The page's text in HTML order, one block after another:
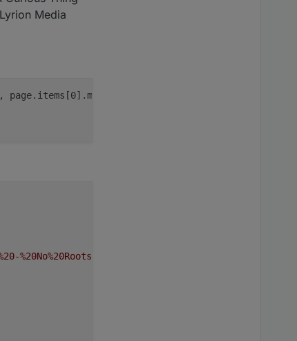
Media
, page.items[0].mediaDevice,
%20No%20Roots.mp3'